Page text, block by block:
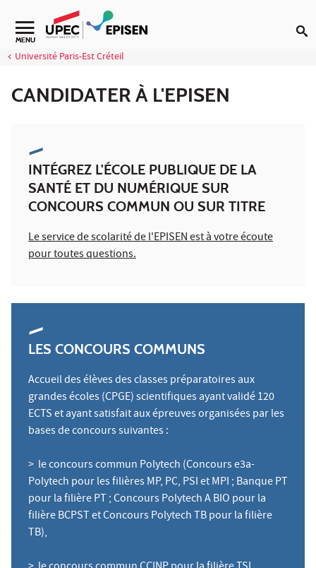
Aller au contenu
Navigation secondaire
MENU
Université Paris-Est Créteil
CANDIDATER À L'EPISEN
INTÉGREZ L'ÉCOLE PUBLIQUE DE LA
SANTÉ ET DU NUMÉRIQUE SUR
CONCOURS COMMUN OU SUR TITRE
Le service de scolarité de l'EPISEN est à votre écoute
pour toutes questions.
LES CONCOURS COMMUNS
Accueil des élèves des classes préparatoires aux
grandes écoles (CPGE) scientifiques ayant validé 120
ECTS et ayant satisfait aux épreuves organisées par les
bases de concours suivantes :
> le concours commun Polytech (Concours e3a-
Polytech pour les filières MP, PC, PSI et MPI ; Banque PT
pour la filière PT ; Concours Polytech A BIO pour la
filière BCPST et Concours Polytech TB pour la filière
TB), ​​​